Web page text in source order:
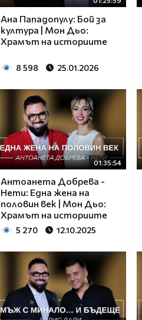
Ана Пападопулу: Бой за
култура | Мон Дьо:
Храмът на историите
8 598 25.01.2026
01:35:54
Антоанета Добрева -
Нети: Една жена на
половин век | Мон Дьо:
Храмът на историите
5 270 12.10.2025